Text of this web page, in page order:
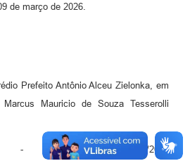
de março de 2026.
Prefeito Antônio Alceu Zielonka, em
Mauricio de Souza Tesserolli
- Decreto 14505/2026